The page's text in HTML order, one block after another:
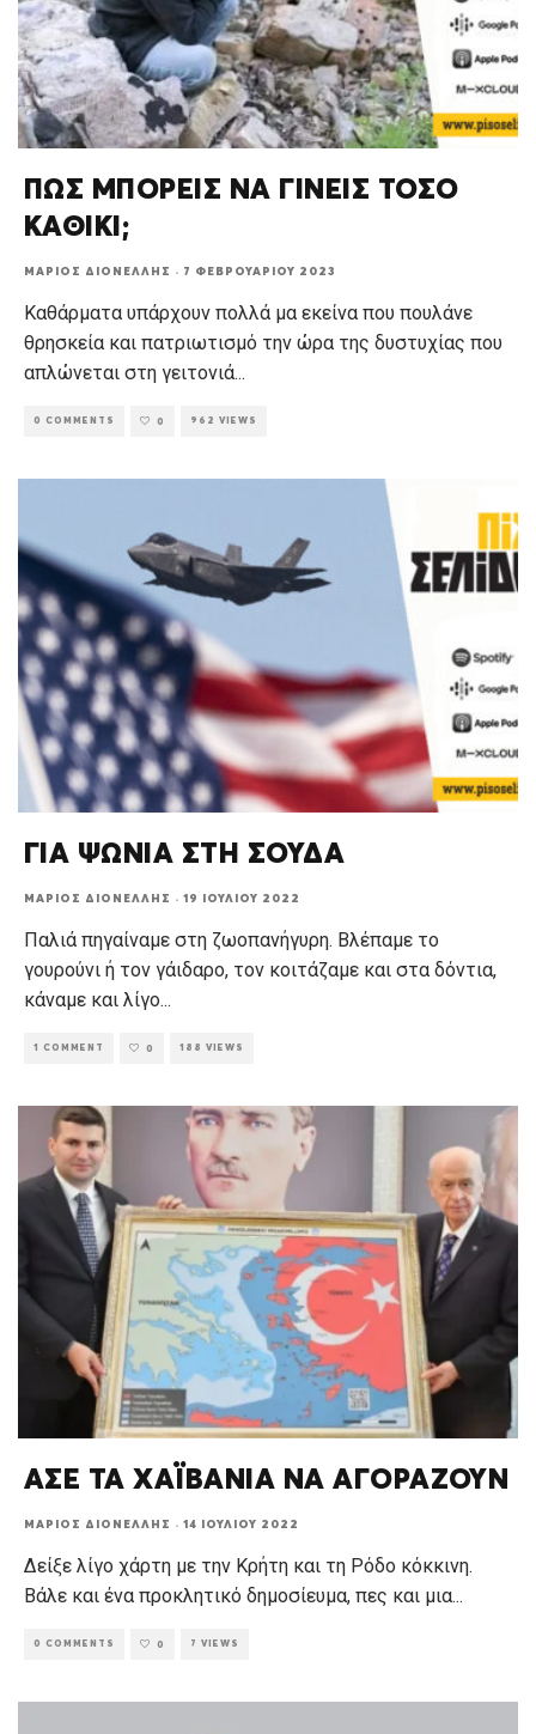
ΠΩΣ ΜΠΟΡΕΙΣ ΝΑ ΓΙΝΕΙΣ ΤΟΣΟ
ΚΑΘΙΚΙ;
ΜΆΡΙΟΣ ΔΙΟΝΈΛΛΗΣ · 7 ΦΕΒΡΟΥΑΡΊΟΥ 2023
Καθάρματα υπάρχουν πολλά μα εκείνα που πουλάνε
θρησκεία και πατριωτισμό την ώρα της δυστυχίας που
απλώνεται στη γειτονιά...
0 COMMENTS 0 962 VIEWS
ΓΙΑ ΨΩΝΙΑ ΣΤΗ ΣΟΥΔΑ
ΜΆΡΙΟΣ ΔΙΟΝΈΛΛΗΣ · 19 ΙΟΥΛΊΟΥ 2022
Παλιά πηγαίναμε στη ζωοπανήγυρη. Βλέπαμε το
γουρούνι ή τον γάιδαρο, τον κοιτάζαμε και στα δόντια,
κάναμε και λίγο...
1 COMMENT 0 188 VIEWS
ΑΣΕ ΤΑ ΧΑΪΒΑΝΙΑ ΝΑ ΑΓΟΡΑΖΟΥΝ
ΜΆΡΙΟΣ ΔΙΟΝΈΛΛΗΣ · 14 ΙΟΥΛΊΟΥ 2022
Δείξε λίγο χάρτη με την Κρήτη και τη Ρόδο κόκκινη.
Βάλε και ένα προκλητικό δημοσίευμα, πες και μια...
0 COMMENTS 0 7 VIEWS